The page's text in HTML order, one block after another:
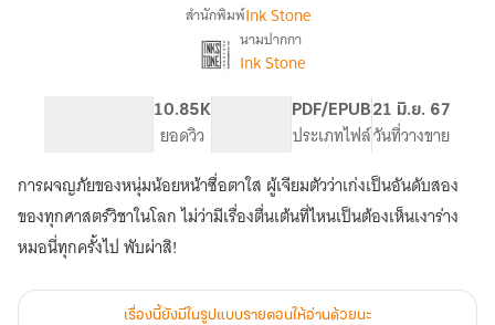
เรื่อง
ตำนาน
จักรวาล
สำนักพิมพ์Ink Stone
นามปากกา
Ink Stone
10.85K
ยอดวิว
PDF/EPUB
ประเภทไฟล์
21 มิ.ย. 67
วันที่วางขาย
การผจญภัยของหนุ่มน้อยหน้าซื่อตาใส ผู้เจียมตัวว่าเก่งเป็นอันดับสอง
ของทุกศาสตร์วิชาในโลก ไม่ว่ามีเรื่องตื่นเต้นที่ไหนเป็นต้องเห็นเงาร่าง
หมอนี่ทุกครั้งไป พับผ่าสิ!
เรื่องนี้ยังมีในรูปแบบรายตอนให้อ่านด้วยนะ